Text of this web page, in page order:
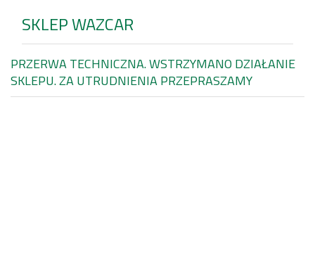
SKLEP WAZCAR
PRZERWA TECHNICZNA. WSTRZYMANO DZIAŁANIE
SKLEPU. ZA UTRUDNIENIA PRZEPRASZAMY